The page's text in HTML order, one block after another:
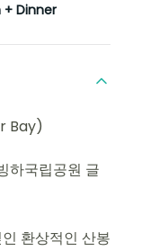
+ Dinner
Bay)
하국립공원 글
환상적인 산봉